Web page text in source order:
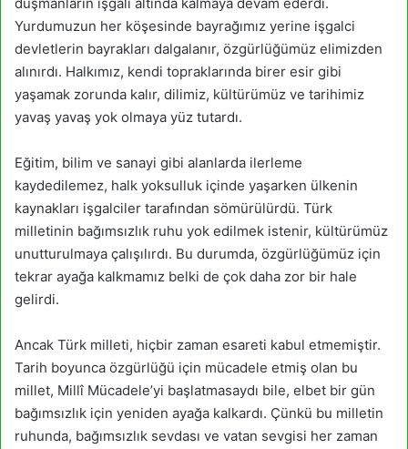
düşmanların işgali altında kalmaya devam ederdi.
Yurdumuzun her köşesinde bayrağımız yerine işgalci
devletlerin bayrakları dalgalanır, özgürlüğümüz elimizden
alınırdı. Halkımız, kendi topraklarında birer esir gibi
yaşamak zorunda kalır, dilimiz, kültürümüz ve tarihimiz
yavaş yavaş yok olmaya yüz tutardı.
Eğitim, bilim ve sanayi gibi alanlarda ilerleme
kaydedilemez, halk yoksulluk içinde yaşarken ülkenin
kaynakları işgalciler tarafından sömürülürdü. Türk
milletinin bağımsızlık ruhu yok edilmek istenir, kültürümüz
unutturulmaya çalışılırdı. Bu durumda, özgürlüğümüz için
tekrar ayağa kalkmamız belki de çok daha zor bir hale
gelirdi.
Ancak Türk milleti, hiçbir zaman esareti kabul etmemiştir.
Tarih boyunca özgürlüğü için mücadele etmiş olan bu
millet, Millî Mücadele’yi başlatmasaydı bile, elbet bir gün
bağımsızlık için yeniden ayağa kalkardı. Çünkü bu milletin
ruhunda, bağımsızlık sevdası ve vatan sevgisi her zaman